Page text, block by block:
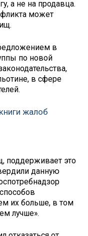
а не на продавца.
может
в
по новой
в сфере
жалоб
поддерживает это
данную
их больше, в том
лучше».